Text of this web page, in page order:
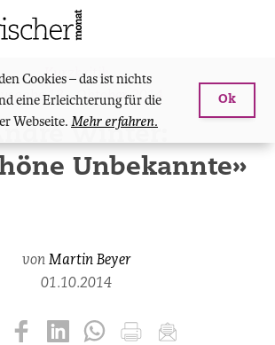
Cookies – das ist nichts
eine Erleichterung für die
Webseite. Mehr erfahren.
Ok
Kurzkritik
18 - Oktober 2014
Winter:
Unbekannte»
von Martin Beyer
01.10.2014
twittern liken teilen teilen drucken